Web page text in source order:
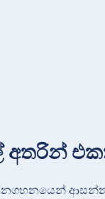
අතරින්